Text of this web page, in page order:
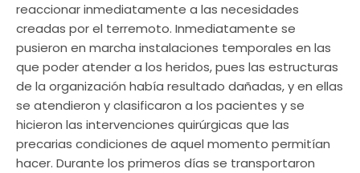
reaccionar inmediatamente a las necesidades
creadas por el terremoto. Inmediatamente se
pusieron en marcha instalaciones temporales en las
que poder atender a los heridos, pues las estructuras
de la organización había resultado dañadas, y en ellas
se atendieron y clasificaron a los pacientes y se
hicieron las intervenciones quirúrgicas que las
precarias condiciones de aquel momento permitían
hacer. Durante los primeros días se transportaron